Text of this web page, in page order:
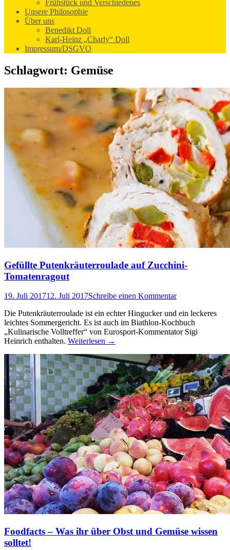
Frühstück und Verschiedenes
Unsere Philosophie
Über uns
Benedikt Doll
Karl-Heinz „Charly“ Doll
Impressum/DSGVO
Schlagwort: Gemüse
Gefüllte Putenkräuterroulade auf Zucchini-
Tomatenragout
19. Juli 201712. Juli 2017Schreibe einen Kommentar
Die Putenkräuterroulade ist ein echter Hingucker und ein leckeres
leichtes Sommergericht. Es ist auch im Biathlon-Kochbuch
„Kulinarische Volltreffer“ von Eurosport-Kommentator Sigi
Heinrich enthalten. Weiterlesen →
Foodfacts – Was ihr über Obst und Gemüse wissen
solltet!